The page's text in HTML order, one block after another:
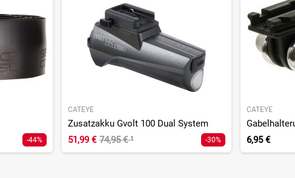
-44%
CATEYE
Zusatzakku Gvolt 100 Dual System
51,99 € 74,95 €¹ -30%
CATEYE
6,95 €